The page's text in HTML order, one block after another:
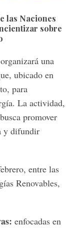
las Naciones
sobre
una
ubicado en
para
La actividad,
promover
y difundir
entre las
Renovables,
enfocadas en